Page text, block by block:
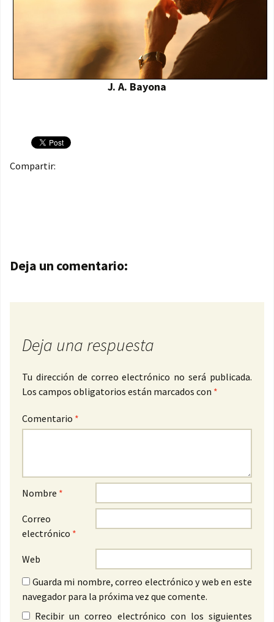
J. A. Bayona
Compartir:
Navegación de entradas
Deja un comentario:
Deja una respuesta
Tu dirección de correo electrónico no será publicada.
Los campos obligatorios están marcados con *
Comentario *
Nombre *
Correo
electrónico *
Web
Guarda mi nombre, correo electrónico y web en este
navegador para la próxima vez que comente.
Recibir un correo electrónico con los siguientes